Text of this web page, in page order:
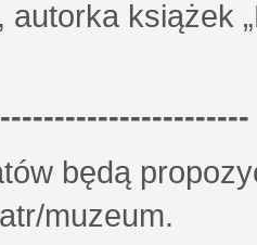
książek
będą
muzeum.